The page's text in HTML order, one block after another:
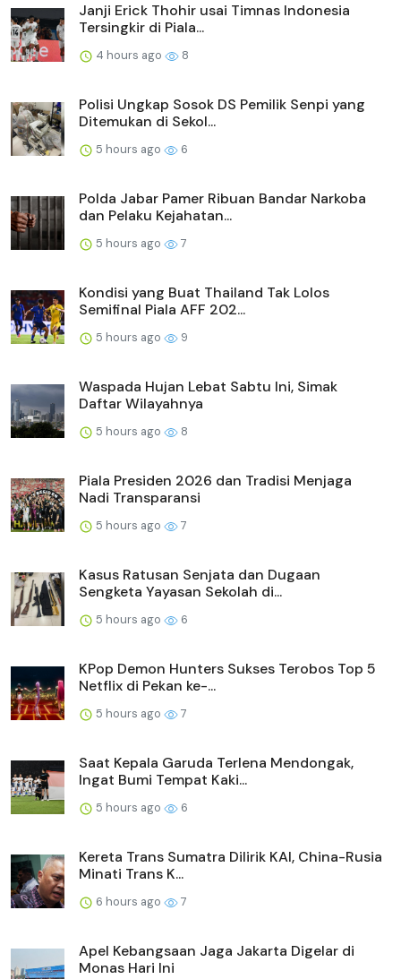
Janji Erick Thohir usai Timnas Indonesia
Tersingkir di Piala...
4 hours ago 8
Polisi Ungkap Sosok DS Pemilik Senpi yang
Ditemukan di Sekol...
5 hours ago 6
Polda Jabar Pamer Ribuan Bandar Narkoba
dan Pelaku Kejahatan...
5 hours ago 7
Kondisi yang Buat Thailand Tak Lolos
Semifinal Piala AFF 202...
5 hours ago 9
Waspada Hujan Lebat Sabtu Ini, Simak
Daftar Wilayahnya
5 hours ago 8
Piala Presiden 2026 dan Tradisi Menjaga
Nadi Transparansi
5 hours ago 7
Kasus Ratusan Senjata dan Dugaan
Sengketa Yayasan Sekolah di...
5 hours ago 6
KPop Demon Hunters Sukses Terobos Top 5
Netflix di Pekan ke-...
5 hours ago 7
Saat Kepala Garuda Terlena Mendongak,
Ingat Bumi Tempat Kaki...
5 hours ago 6
Kereta Trans Sumatra Dilirik KAI, China-Rusia
Minati Trans K...
6 hours ago 7
Apel Kebangsaan Jaga Jakarta Digelar di
Monas Hari Ini